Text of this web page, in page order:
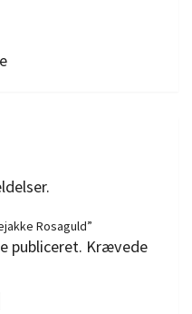
Rosaguld”
publiceret. Krævede